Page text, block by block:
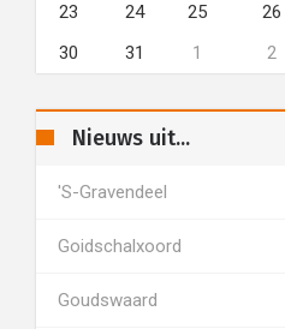
23
24 25 26
30
31 1 2
Nieuws uit...
's-Gravendeel
Goidschalxoord
Goudswaard